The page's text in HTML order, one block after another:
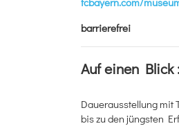
barrierefrei
Auf einen Blick
Dauerausstellung mit
bis zu den jüngsten